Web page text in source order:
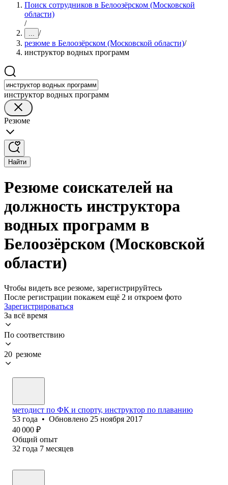
Поиск сотрудников в Белоозёрском (Московской
области)
/
... /
резюме в Белоозёрском (Московской области)/
инструктор водных программ
инструктор водных программ
Резюме
Найти
Резюме соискателей на
должность инструктора
водных программ в
Белоозёрском (Московской
области)
Чтобы видеть все резюме, зарегистрируйтесь
После регистрации покажем ещё 2 и откроем фото
Зарегистрироваться
За всё время
По соответствию
20 резюме
методист по ФК и спорту, инструктор по плаванию
53 года • Обновлено 25 ноября 2017
40 000 ₽
Общий опыт
32 года 7 месяцев